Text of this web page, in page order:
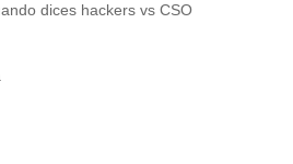
dices hackers vs CSO